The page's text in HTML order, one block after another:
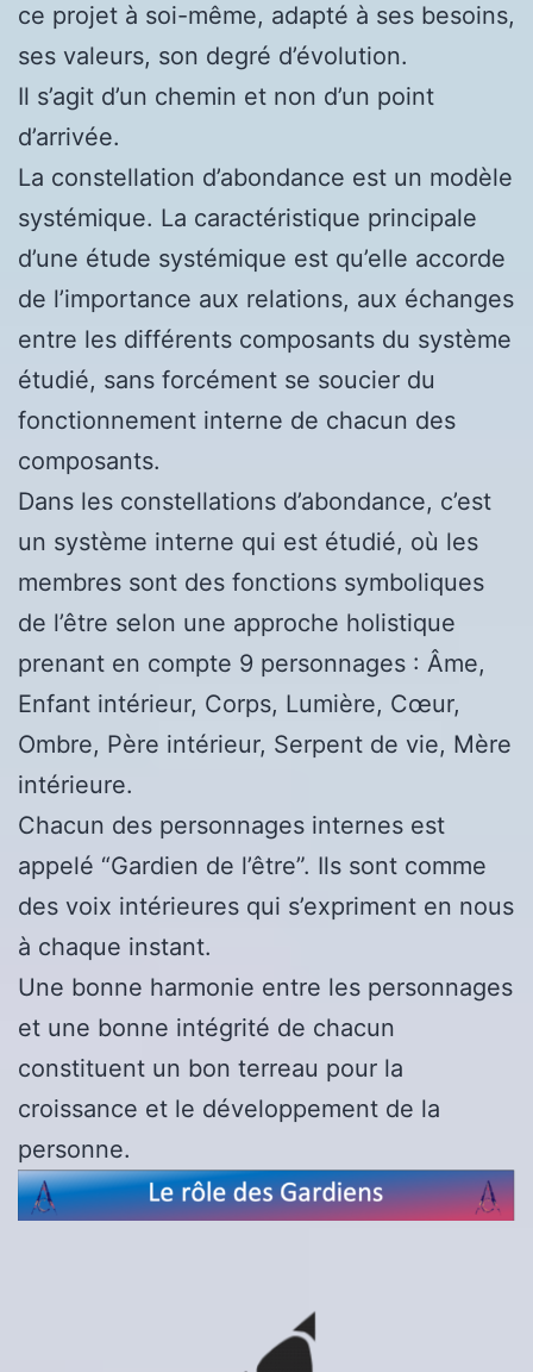
ce projet à soi-même, adapté à ses besoins,
ses valeurs, son degré d’évolution.
Il s’agit d’un chemin et non d’un point
d’arrivée.
La constellation d’abondance est un modèle
systémique. La caractéristique principale
d’une étude systémique est qu’elle accorde
de l’importance aux relations, aux échanges
entre les différents composants du système
étudié, sans forcément se soucier du
fonctionnement interne de chacun des
composants.
Dans les constellations d’abondance, c’est
un système interne qui est étudié, où les
membres sont des fonctions symboliques
de l’être selon une approche holistique
prenant en compte 9 personnages : Âme,
Enfant intérieur, Corps, Lumière, Cœur,
Ombre, Père intérieur, Serpent de vie, Mère
intérieure.
Chacun des personnages internes est
appelé “Gardien de l’être”. Ils sont comme
des voix intérieures qui s’expriment en nous
à chaque instant.
Une bonne harmonie entre les personnages
et une bonne intégrité de chacun
constituent un bon terreau pour la
croissance et le développement de la
personne.